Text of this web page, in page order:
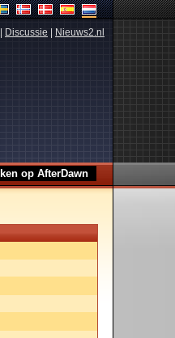
Discussie Nieuws2.nl